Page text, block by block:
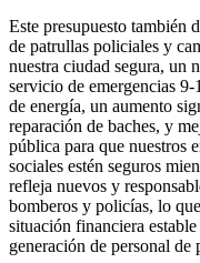
Este presupuesto también
de patrullas policiales y
nuestra ciudad segura, un
servicio de emergencias
de energía, un aumento
reparación de baches, y
pública para que nuestros
sociales estén seguros
refleja nuevos y
bomberos y policías, lo
situación financiera
generación de personal de